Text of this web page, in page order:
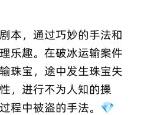
本，通过巧妙的手法和
乐趣。在破冰运输案件
珠宝，途中发生珠宝失
，进行不为人知的操
程中被盗的手法。💎